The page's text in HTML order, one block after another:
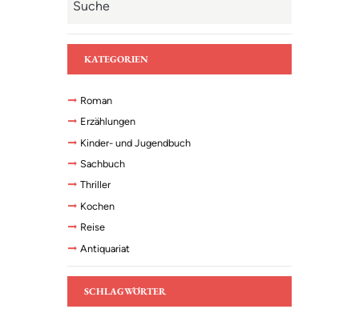
KATEGORIEN
Roman
Erzählungen
Kinder- und Jugendbuch
Sachbuch
Thriller
Kochen
Reise
Antiquariat
SCHLAGWÖRTER